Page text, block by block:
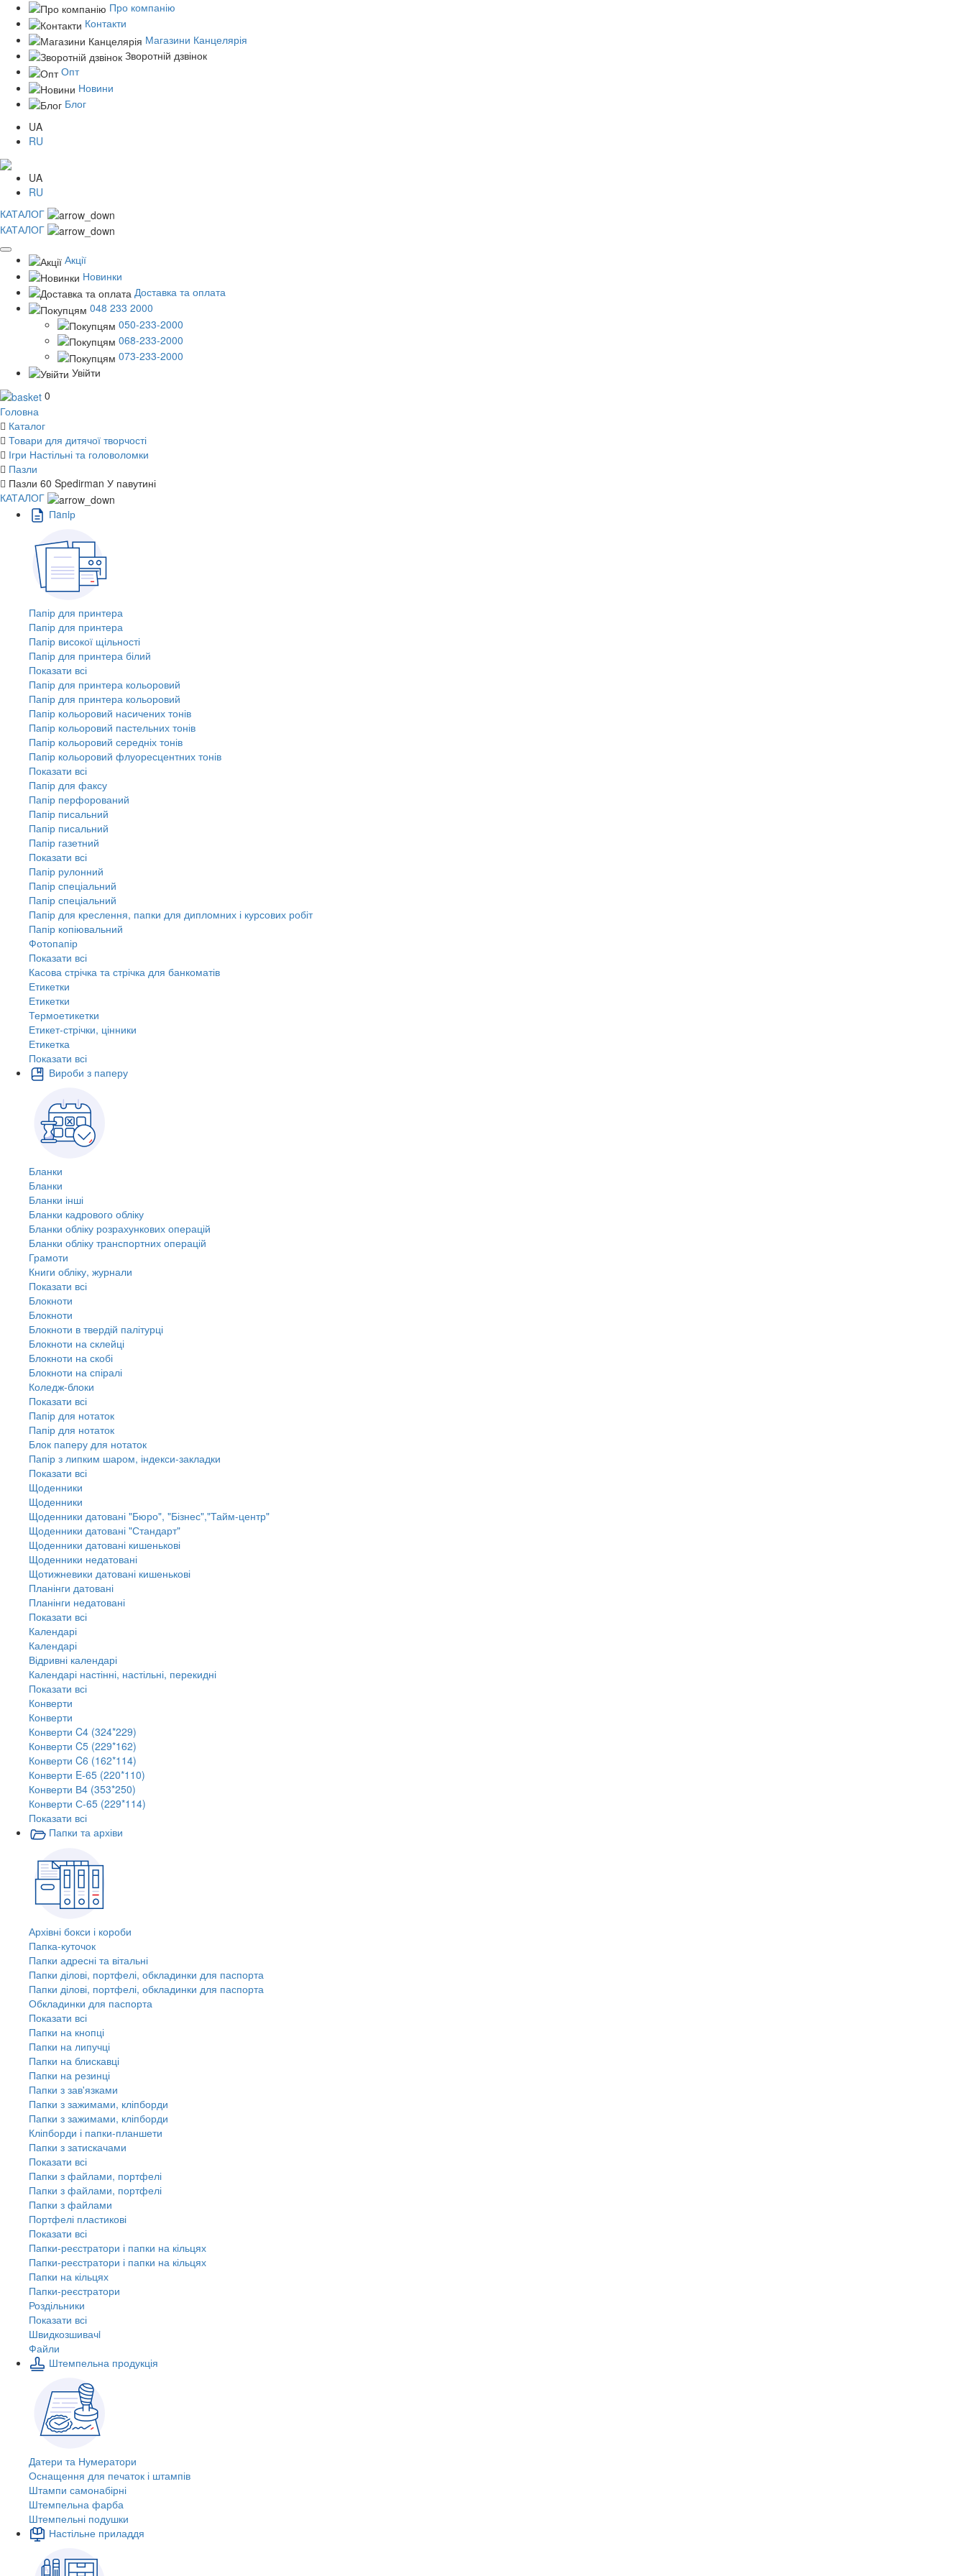
Про компанію
Контакти
Магазини Канцелярія
Зворотній дзвінок
Опт
Новини
Блог
UA
RU
UA
RU
КАТАЛОГ
КАТАЛОГ
Акції
Новинки
Доставка та оплата
048 233 2000
050-233-2000
068-233-2000
073-233-2000
Увійти
0
Головна
Каталог
Товари для дитячої творчості
Ігри Настільні та головоломки
Пазли
Пазли 60 Spedirman У павутині
КАТАЛОГ
Пaпiр
Папір для принтера
Папір для принтера
Папір високої щільності
Папір для принтера білий
Показати всі
Папір для принтера кольоровий
Папір для принтера кольоровий
Папір кольоровий насичених тонів
Папір кольоровий пастельних тонів
Папір кольоровий середніх тонів
Папір кольоровий флуоресцентних тонів
Показати всі
Папір для факсу
Папір перфорований
Папір писальний
Папір писальний
Папір газетний
Показати всі
Папір рулонний
Папір спеціальний
Папір спеціальний
Папір для креслення, папки для дипломних і курсових робіт
Папір копіювальний
Фотопапір
Показати всі
Касова стрічка та стрічка для банкоматів
Етикетки
Етикетки
Термоетикетки
Етикет-стрічки, цінники
Етикетка
Показати всі
Вироби з паперу
Бланки
Бланки
Бланки інші
Бланки кадрового обліку
Бланки обліку розрахункових операцій
Бланки обліку транспортних операцій
Грамоти
Книги обліку, журнали
Показати всі
Блокноти
Блокноти
Блокноти в твердій палітурці
Блокноти на склейці
Блокноти на скобі
Блокноти на спіралі
Коледж-блоки
Показати всі
Папір для нотаток
Папір для нотаток
Блок паперу для нотаток
Папір з липким шаром, індекси-закладки
Показати всі
Щоденники
Щоденники
Щоденники датовані "Бюро", "Бізнес","Тайм-центр"
Щоденники датовані "Стандарт"
Щоденники датовані кишенькові
Щоденники недатовані
Щотижневики датовані кишенькові
Планінги датовані
Планінги недатовані
Показати всі
Календарі
Календарі
Відривні календарі
Календарі настінні, настільні, перекидні
Показати всі
Конверти
Конверти
Конверти C4 (324*229)
Конверти C5 (229*162)
Конверти C6 (162*114)
Конверти E-65 (220*110)
Конверти В4 (353*250)
Конверти С-65 (229*114)
Показати всі
Папки та архіви
Архівні бокси і короби
Папка-куточок
Папки адресні та вітальні
Папки ділові, портфелі, обкладинки для паспорта
Папки ділові, портфелі, обкладинки для паспорта
Обкладинки для паспорта
Показати всі
Папки на кнопці
Папки на липучці
Папки на блискавці
Папки на резинці
Папки з зав'язками
Папки з зажимами, кліпборди
Папки з зажимами, кліпборди
Кліпборди і папки-планшети
Папки з затискачами
Показати всі
Папки з файлами, портфелі
Папки з файлами, портфелі
Папки з файлами
Портфелі пластикові
Показати всі
Папки-реєстратори і папки на кільцях
Папки-реєстратори і папки на кільцях
Папки на кільцях
Папки-реєстратори
Роздільники
Показати всі
Швидкозшивачi
Файли
Штемпельна продукція
Датери та Нумератори
Оснащення для печаток і штампів
Штампи самонабірні
Штемпельна фарба
Штемпельні подушки
Настільне приладдя